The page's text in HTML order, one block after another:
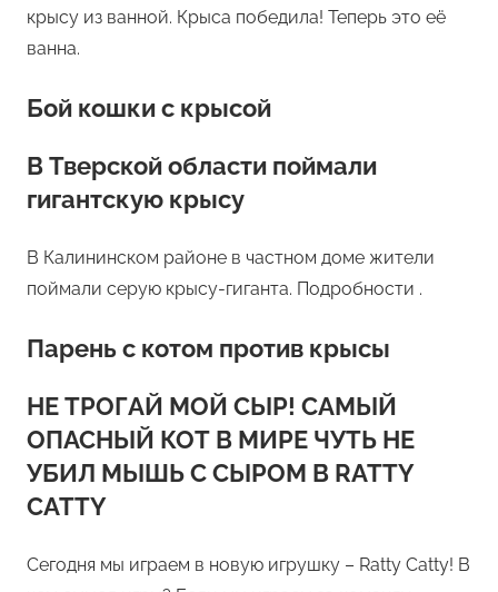
крысу из ванной. Крыса победила! Теперь это её
ванна.
Бой кошки с крысой
В Тверской области поймали
гигантскую крысу
В Калининском районе в частном доме жители
поймали серую крысу-гиганта. Подробности .
Парень с котом против крысы
НЕ ТРОГАЙ МОЙ СЫР! САМЫЙ
ОПАСНЫЙ КОТ В МИРЕ ЧУТЬ НЕ
УБИЛ МЫШЬ С СЫРОМ В RATTY
CATTY
Сегодня мы играем в новую игрушку – Ratty Catty! В